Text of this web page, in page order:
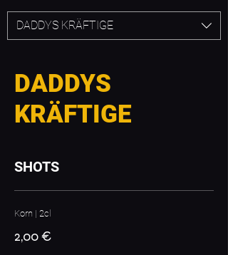
DADDYS KRÄFTIGE
DADDYS
KRÄFTIGE
SHOTS
Korn | 2cl
2,00 €